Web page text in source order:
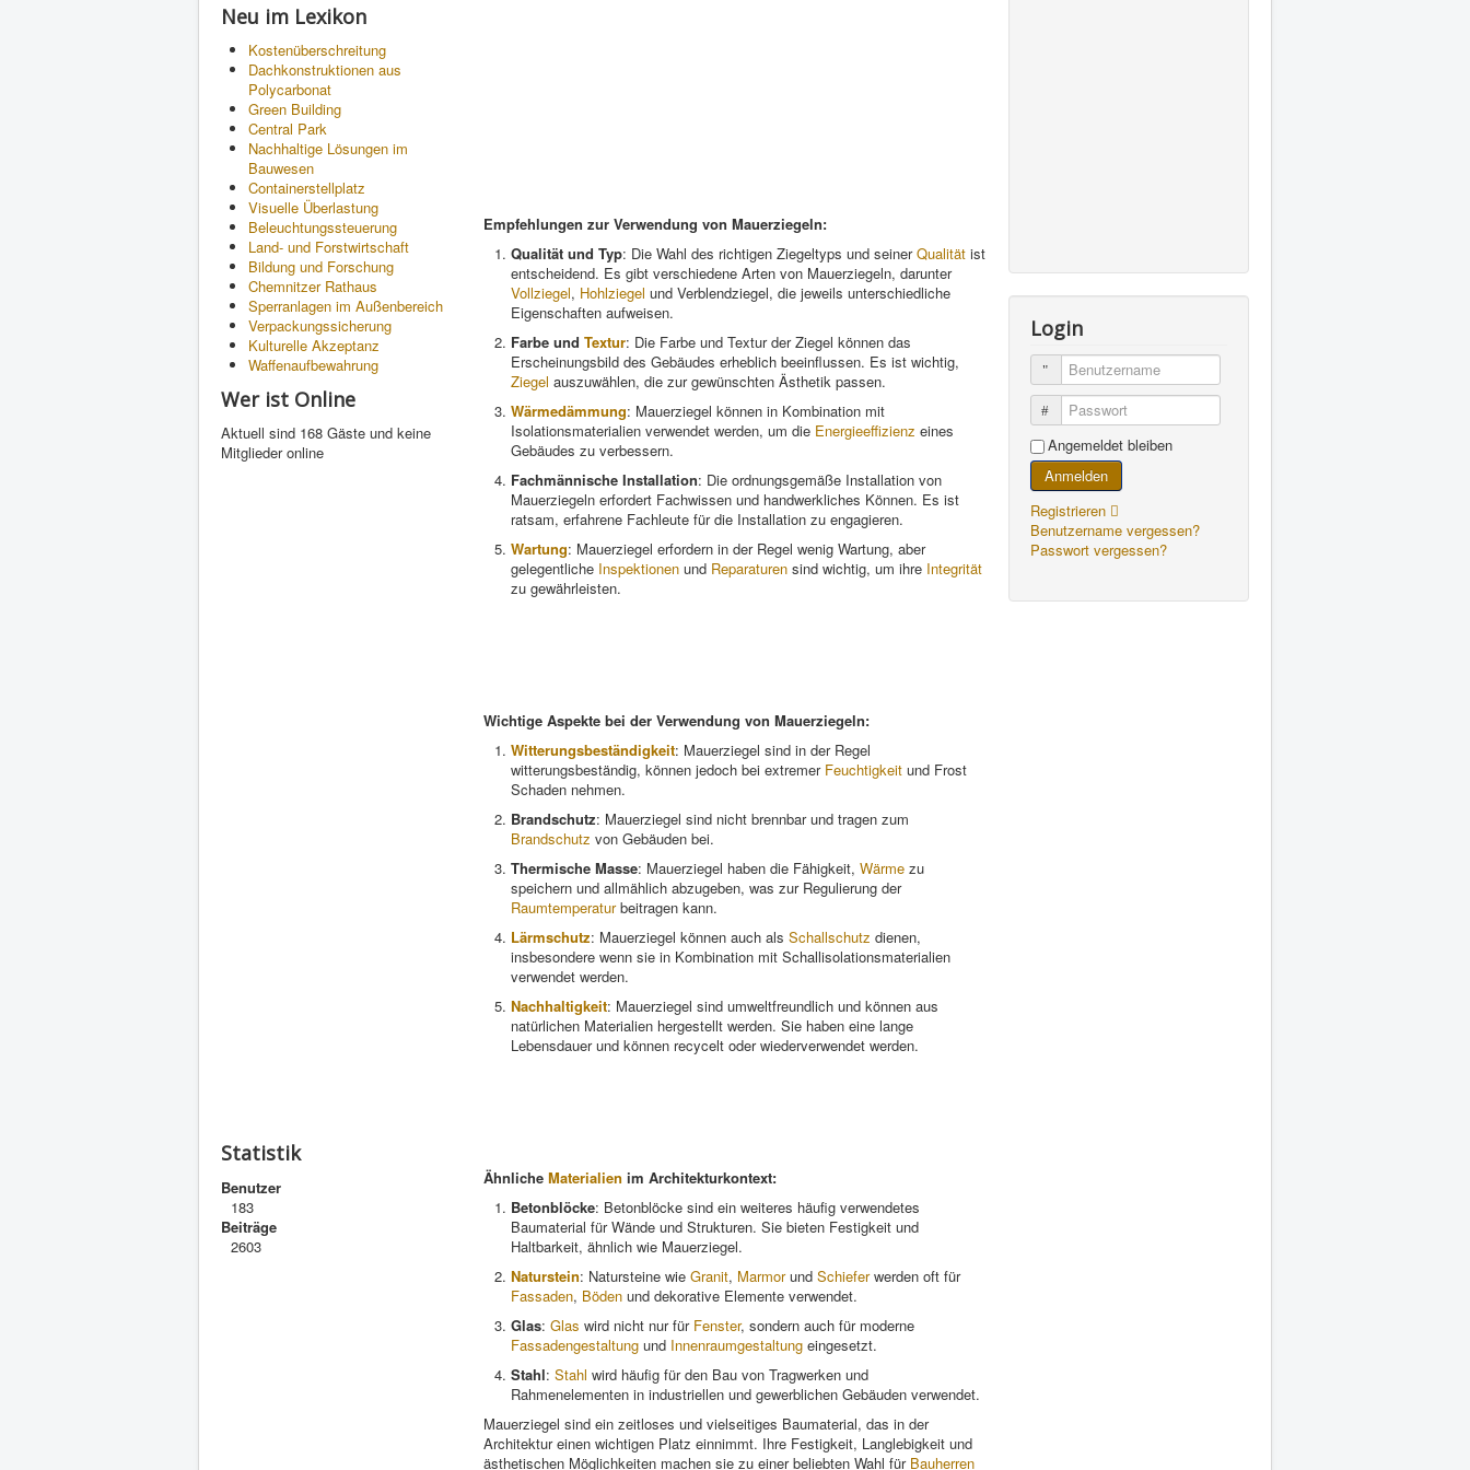
Neu im Lexikon
Kostenüberschreitung
Dachkonstruktionen aus
Polycarbonat
Green Building
Central Park
Nachhaltige Lösungen im
Bauwesen
Containerstellplatz
Visuelle Überlastung
Beleuchtungssteuerung
Land- und Forstwirtschaft
Bildung und Forschung
Chemnitzer Rathaus
Sperranlagen im Außenbereich
Verpackungssicherung
Kulturelle Akzeptanz
Waffenaufbewahrung
Wer ist Online
Aktuell sind 168 Gäste und keine
Mitglieder online
Statistik
Benutzer
183
Beiträge
2603
Empfehlungen zur Verwendung von Mauerziegeln:
Qualität und Typ: Die Wahl des richtigen Ziegeltyps und seinerQualität ist
entscheidend. Es gibt verschiedene Arten von Mauerziegeln, darunter
Vollziegel, Hohlziegel und Verblendziegel, die jeweils unterschiedliche
Eigenschaften aufweisen.
Farbe und Textur: Die Farbe und Textur der Ziegel können das
Erscheinungsbild des Gebäudes erheblich beeinflussen. Es ist wichtig,
Ziegel auszuwählen, die zur gewünschten Ästhetik passen.
Wärmedämmung: Mauerziegel können in Kombination mit
Isolationsmaterialien verwendet werden, um die Energieeffizienz eines
Gebäudes zu verbessern.
Fachmännische Installation: Die ordnungsgemäße Installation von
Mauerziegeln erfordert Fachwissen und handwerkliches Können. Es ist
ratsam, erfahrene Fachleute für die Installation zu engagieren.
Wartung: Mauerziegel erfordern in der Regel wenig Wartung, aber
gelegentliche Inspektionen und Reparaturen sind wichtig, um ihre Integrität
zu gewährleisten.
Wichtige Aspekte bei der Verwendung von Mauerziegeln:
Witterungsbeständigkeit: Mauerziegel sind in der Regel
witterungsbeständig, können jedoch bei extremer Feuchtigkeit und Frost
Schaden nehmen.
Brandschutz: Mauerziegel sind nicht brennbar und tragen zum
Brandschutz von Gebäuden bei.
Thermische Masse: Mauerziegel haben die Fähigkeit, Wärme zu
speichern und allmählich abzugeben, was zur Regulierung der
Raumtemperaturbeitragen kann.
Lärmschutz: Mauerziegel können auch als Schallschutz dienen,
insbesondere wenn sie in Kombination mit Schallisolationsmaterialien
verwendet werden.
Nachhaltigkeit: Mauerziegel sind umweltfreundlich und können aus
natürlichen Materialien hergestellt werden. Sie haben eine lange
Lebensdauer und können recycelt oder wiederverwendet werden.
Ähnliche Materialien im Architekturkontext:
Betonblöcke: Betonblöcke sind ein weiteres häufig verwendetes
Baumaterial für Wände und Strukturen. Sie bieten Festigkeit und
Haltbarkeit, ähnlich wie Mauerziegel.
Naturstein: Natursteine wie Granit, Marmorund Schieferwerden oft für
Fassaden, Böden und dekorative Elemente verwendet.
Glas: Glas wird nicht nur für Fenster, sondern auch für moderne
Fassadengestaltung und Innenraumgestaltung eingesetzt.
Stahl: Stahl wird häufig für den Bau von Tragwerken und
Rahmenelementen in industriellen und gewerblichen Gebäuden verwendet.
Mauerziegel sind ein zeitloses und vielseitiges Baumaterial, das in der
Architektur einen wichtigen Platz einnimmt. Ihre Festigkeit, Langlebigkeit und
ästhetischen Möglichkeiten machen sie zu einer beliebten Wahl für Bauherren
Login
Benutzername
Passwort
Angemeldet bleiben
Anmelden
Registrieren
Benutzername vergessen?
Passwort vergessen?